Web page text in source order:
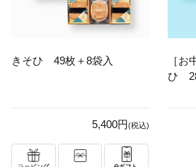
きそひ 49枚＋8袋入
5,400円(税込)
［お
ひ